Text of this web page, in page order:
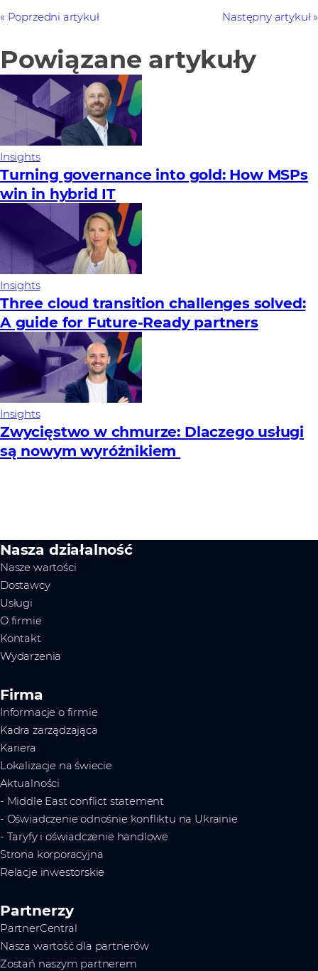
Poprzedni artykuł Następny artykuł
Powiązane artykuły
Insights
Turning governance into gold: How MSPs
win in hybrid IT
Insights
Three cloud transition challenges solved:
A guide for Future‑Ready partners
Insights
Zwycięstwo w chmurze: Dlaczego usługi
są nowym wyróżnikiem
Nasza działalność
Nasze wartości
Dostawcy
Usługi
O firmie
Kontakt
Wydarzenia
Firma
Informacje o firmie
Kadra zarządzająca
Kariera
Lokalizacje na świecie
Aktualności
- Middle East conflict statement
- Oświadczenie odnośnie konfliktu na Ukrainie
- Taryfy i oświadczenie handlowe
Strona korporacyjna
Relacje inwestorskie
Partnerzy
PartnerCentral
Nasza wartość dla partnerów
Zostań naszym partnerem